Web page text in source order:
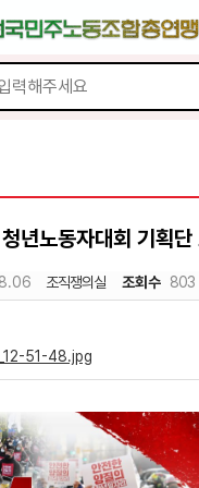
년노동자대회 기획단
조직쟁의실 조회수 803
51-48.jpg
스케치북5
스케치북5